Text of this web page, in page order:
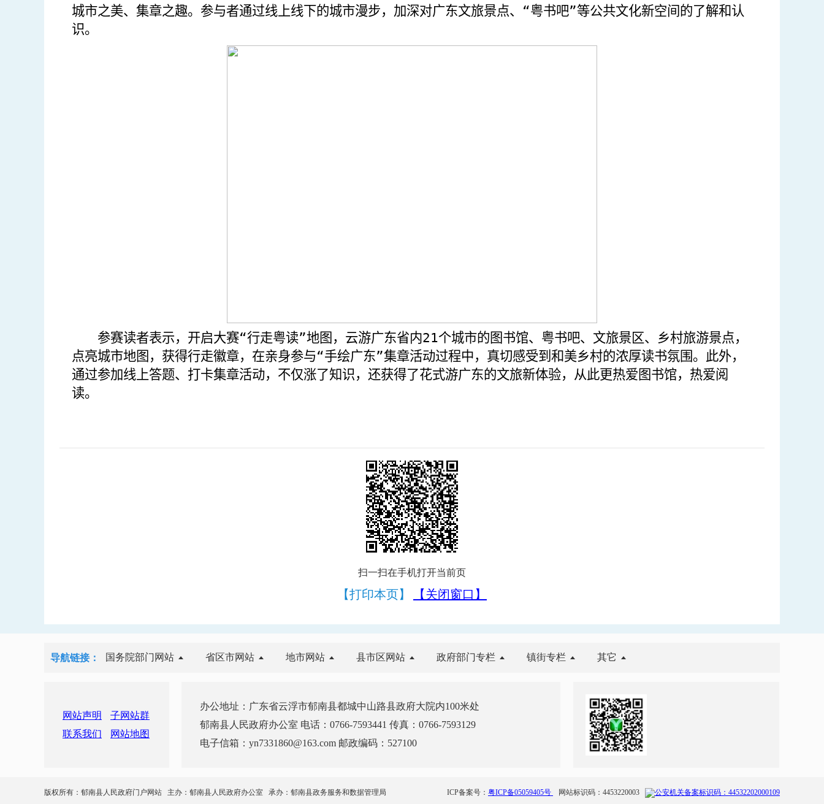
城市之美、集章之趣。参与者通过线上线下的城市漫步，加深对广东文旅景点、“粤书吧”等公共文化新空间的了解和认
识。
参赛读者表示， 开启大赛“行走粤读”地图 ， 云游广东省内21个城市的图书馆、粤书吧、文旅景区、乡村旅游景点，
点亮城市地图， 获得行走徽章， 在亲身参与“手绘广东”集章活动过程中，真切感受到和美乡村的浓厚读书氛围 。 此外，
通过参加线上答题、打卡集章活动，不仅涨了知识，还获得了花式游广东的文旅新体验，从此更热爱图书馆，热爱阅
读。
扫一扫在手机打开当前页
【打印本页】 【关闭窗口】
导航链接： 国务院部门网站 省区市网站 地市网站 县市区网站 政府部门专栏 镇街专栏 其它
网站声明
子网站群
联系我们
网站地图
办公地址：广东省云浮市郁南县都城中山路县政府大院内100米处
郁南县人民政府办公室 电话：0766-7593441 传真：0766-7593129
电子信箱：yn7331860@163.com 邮政编码：527100
版权所有：郁南县人民政府门户网站 主办：郁南县人民政府办公室 承办：郁南县政务服务和数据管理局 ICP备案号： 粤ICP备05059405号 网站标识码：4453220003 公安机关备案标识码：44532202000109